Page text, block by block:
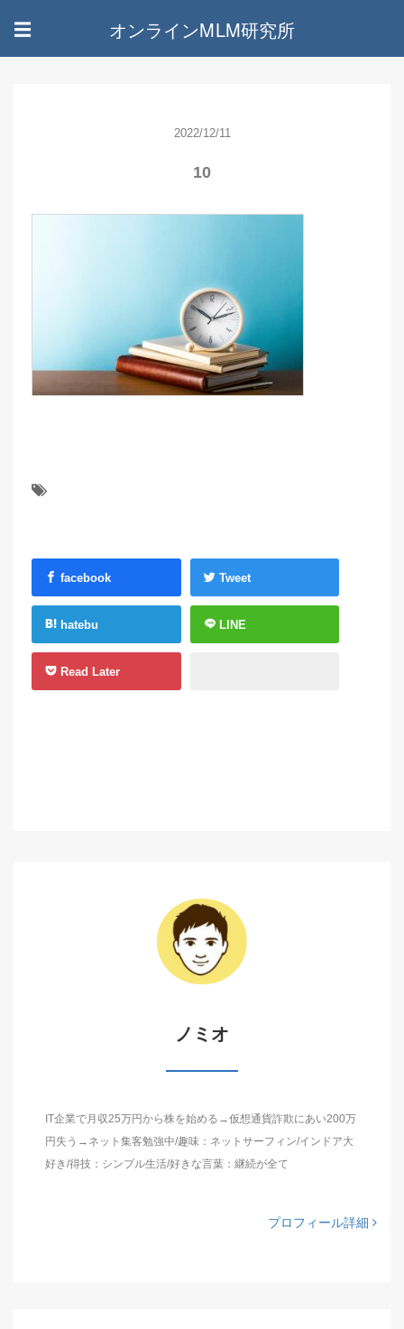
☰ オンラインMLM研究所
2022/12/11
10
facebook Tweet
hatebu LINE
Read Later
ノミオ
IT企業で月収25万円から株を始める→仮想通貨詐欺にあい200万
円失う→ネット集客勉強中/趣味：ネットサーフィン/インドア大
好き/得技：シンプル生活/好きな言葉：継続が全て
プロフィール詳細